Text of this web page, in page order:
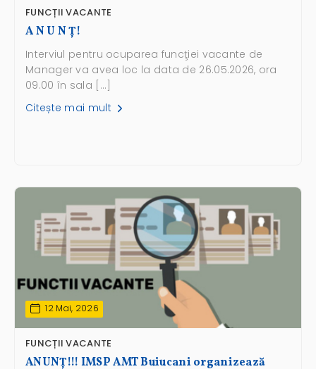
FUNCȚII VACANTE
A N U N Ţ!
Interviul pentru ocuparea funcţiei vacante de
Manager va avea loc la data de 26.05.2026, ora
09.00 în sala […]
Citește mai mult
12 Mai, 2026
FUNCȚII VACANTE
ANUNŢ!!! IMSP AMT Buiucani organizează